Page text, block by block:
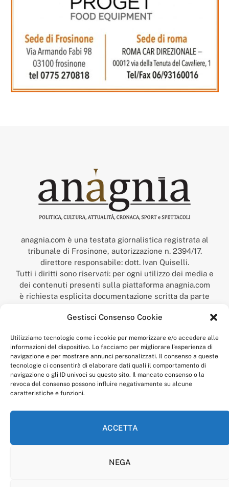
Gestisci Consenso Cookie
Utilizziamo tecnologie come i cookie per memorizzare e/o accedere alle
informazioni del dispositivo. Lo facciamo per migliorare l'esperienza di
navigazione e per mostrare annunci personalizzati. Il consenso a queste
tecnologie ci consentirà di elaborare dati quali il comportamento di
navigazione o gli ID univoci su questo sito. Il mancato consenso o la
revoca del consenso possono influire negativamente su alcune
caratteristiche e funzioni.
ACCETTA
NEGA
anagnia.com è una testata giornalistica registrata al
tribunale di Frosinone, autorizzazione n. 2394/17.
direttore responsabile: dott. Ivan Quiselli.
Tutti i diritti sono riservati: per ogni utilizzo dei media e
dei contenuti presenti sulla piattaforma anagnia.com
è richiesta esplicita documentazione scritta da parte
“Anagnia” è un marchio registrato presso l’Ufficio Italiano
Economico,
num. registrazione: 302017000014044 del 9 febbraio 2017.
Per contatti:redazione@anagnia.com
COOKIE POLICY